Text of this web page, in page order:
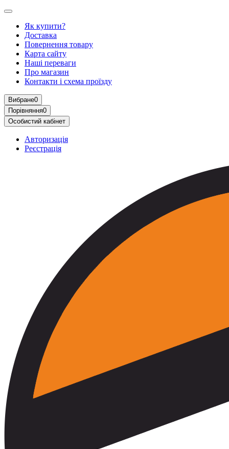
Як купити?
Доставка
Повернення товару
Карта сайту
Наші переваги
Про магазин
Контакти і схема проїзду
Вибране0
Порівняння0
Особистий кабінет
Авторизація
Реєстрація